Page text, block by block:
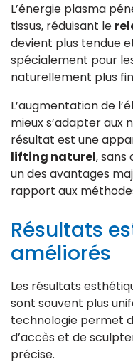
L’énergie plasma
tissus, réduisant le
devient plus tendue
spécialement pour
naturellement plus
L’augmentation de
mieux s’adapter aux
résultat est une
lifting naturel, sans
un des avantages
rapport aux
Résultats
améliorés
Les résultats
sont souvent plus
technologie permet
d’accès et de
précise.